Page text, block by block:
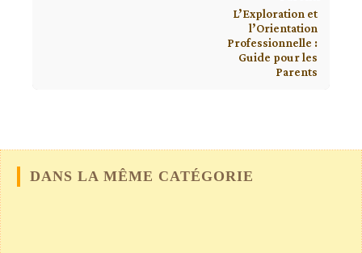
L’Exploration et
l’Orientation
Professionnelle :
Guide pour les
Parents
DANS LA MÊME CATÉGORIE